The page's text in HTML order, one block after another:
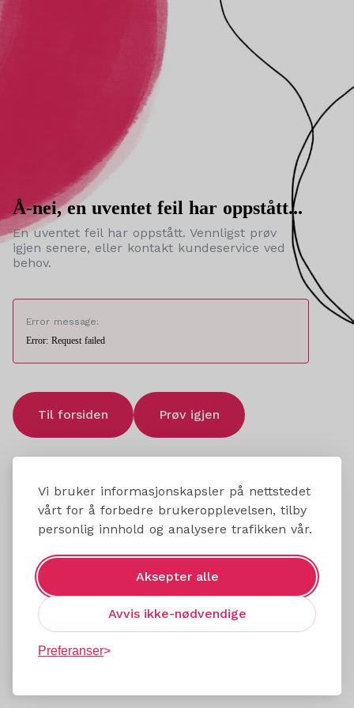
Vi bruker informasjonskapsler på nettstedet
vårt for å forbedre brukeropplevelsen, tilby
personlig innhold og analysere trafikken vår.
Aksepter alle
Avvis ikke-nødvendige
Preferanser
Å-nei, en uventet feil har oppstått...
En uventet feil har oppstått. Vennligst prøv
igjen senere, eller kontakt kundeservice ved
behov.
Error message:
Error: Request failed
Til forsiden Prøv igjen